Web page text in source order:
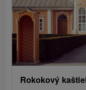
Rokokový